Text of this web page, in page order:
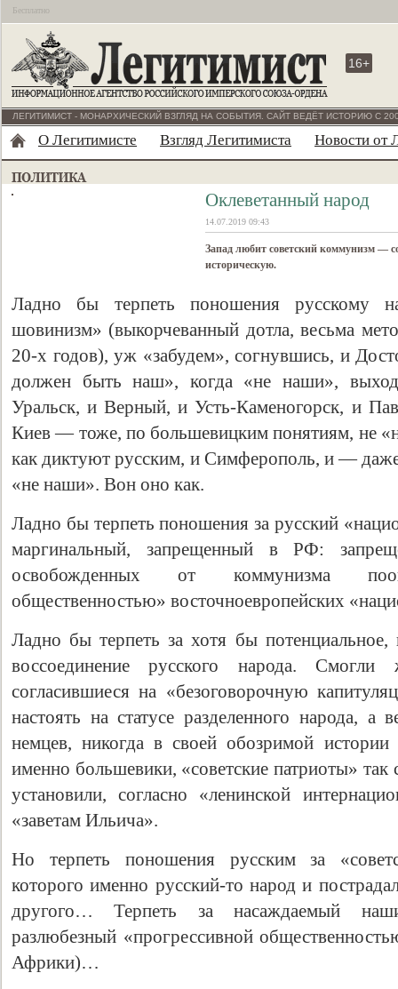
Бесплатно
16+
ЛЕГИТИМИСТ - МОНАРХИЧЕСКИЙ ВЗГЛЯД НА СОБЫТИЯ. САЙТ ВЕДЁТ ИСТОРИЮ С
О Легитимисте Взгляд Легитимиста Новости от
Оклеветанный народ
14.07.2019 09:43
Запад любит советский коммунизм —
историческую.
Ладно бы терпеть поношения русскому
шовинизм» (выкорчеванный дотла, весьма
20-х годов), уж «забудем», согнувшись, и
должен быть наш», когда «не наши»,
Уральск, и Верный, и Усть-Каменогорск, и
Киев — тоже, по большевицким понятиям, не
как диктуют русским, и Симферополь, и —
«не наши». Вон оно как.
Ладно бы терпеть поношения за русский
маргинальный, запрещенный в РФ:
освобожденных от коммунизма
общественностью» восточноевропейских
Ладно бы терпеть за хотя бы
воссоединение русского народа.
согласившиеся на «безоговорочную
настоять на статусе разделенного народа, а
немцев, никогда в своей обозримой
именно большевики, «советские патриоты»
установили, согласно «ленинской
«заветам Ильича».
Но терпеть поношения русским за
которого именно русский-то народ и
другого… Терпеть за насаждаемый
разлюбезный «прогрессивной
Африки)…